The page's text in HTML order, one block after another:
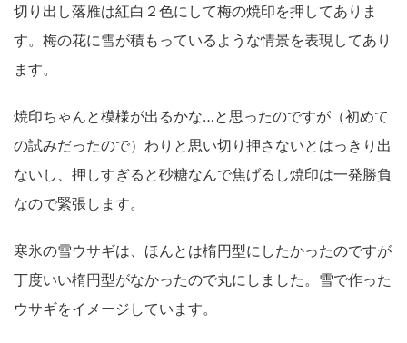
切り出し落雁は紅白２色にして梅の焼印を押してありま
す。梅の花に雪が積もっているような情景を表現してあり
ます。
焼印ちゃんと模様が出るかな…と思ったのですが（初めて
の試みだったので）わりと思い切り押さないとはっきり出
ないし、押しすぎると砂糖なんで焦げるし焼印は一発勝負
なので緊張します。
寒氷の雪ウサギは、ほんとは楕円型にしたかったのですが
丁度いい楕円型がなかったので丸にしました。雪で作った
ウサギをイメージしています。